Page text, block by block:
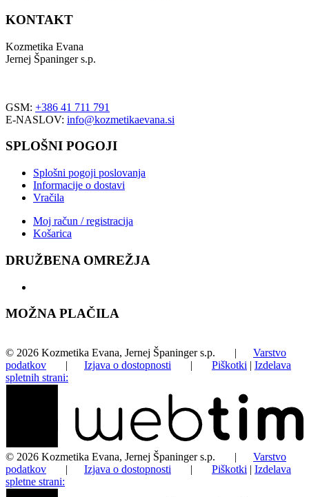
KONTAKT
Kozmetika Evana
Jernej Španinger s.p.
GSM: +386 41 711 791
E-NASLOV: info@kozmetikaevana.si
SPLOŠNI POGOJI
Splošni pogoji poslovanja
Informacije o dostavi
Vračila
Moj račun / registracija
Košarica
DRUŽBENA OMREŽJA
MOŽNA PLAČILA
© 2026 Kozmetika Evana, Jernej Španinger s.p. |
Varstvo
podatkov
| Izjava o dostopnosti | Piškotki | Izdelava
spletnih strani:
© 2026 Kozmetika Evana, Jernej Španinger s.p. |
Varstvo
podatkov
| Izjava o dostopnosti | Piškotki | Izdelava
spletne strani: